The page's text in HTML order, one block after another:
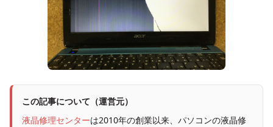
この記事について（運営元）
液晶修理センターは2010年の創業以来、パソコンの液晶修